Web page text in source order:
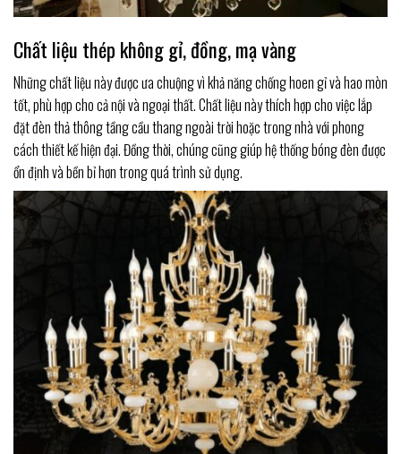
Chất liệu thép không gỉ, đồng, mạ vàng
Những chất liệu này được ưa chuộng vì khả năng chống hoen gỉ và hao mòn
tốt, phù hợp cho cả nội và ngoại thất. Chất liệu này thích hợp cho việc lắp
đặt đèn thả thông tầng cầu thang ngoài trời hoặc trong nhà với phong
cách thiết kế hiện đại. Đồng thời, chúng cũng giúp hệ thống bóng đèn được
ổn định và bền bỉ hơn trong quá trình sử dụng.